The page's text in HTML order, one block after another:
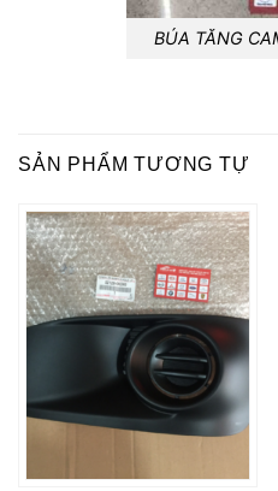
BÚA TĂNG
SẢN PHẨM TƯƠNG TỰ